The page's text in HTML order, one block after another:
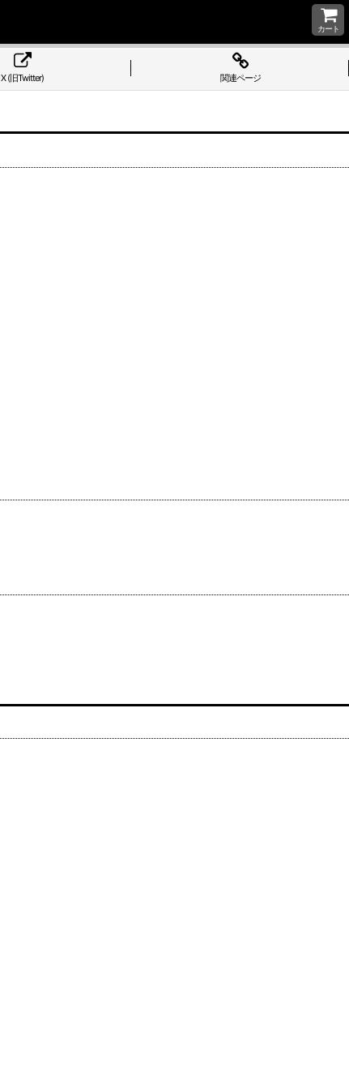
カート
X (旧Twitter) 関連ページ